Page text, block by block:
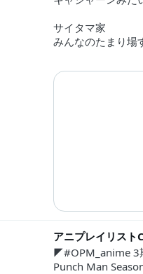
サイタマ家
みんなのたまり場
◤#OPM_anime 3
Punch Man